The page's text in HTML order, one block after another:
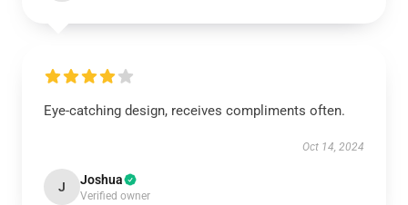
Eye-catching design, receives compliments often.
Oct 14, 2024
J Joshua
Verified owner